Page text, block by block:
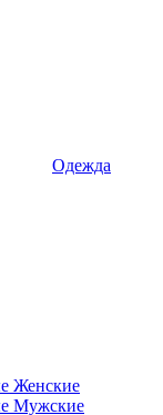
Одежда
Женские
Мужские